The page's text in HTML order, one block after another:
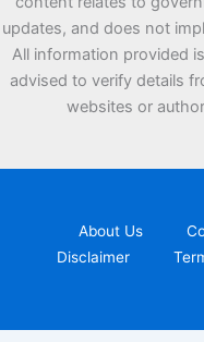
updates, and does not
All information provided
advised to verify details
websites or
About Us
Disclaimer